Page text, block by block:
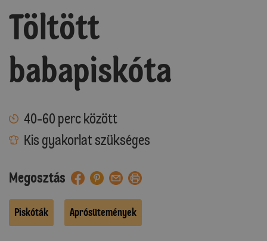
Töltött
babapiskóta
40-60 perc között
Kis gyakorlat szükséges
Megosztás
Piskóták Aprósütemények